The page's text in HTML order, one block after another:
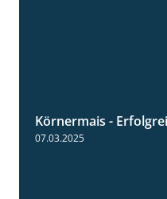
Körnermais -
07.03.2025